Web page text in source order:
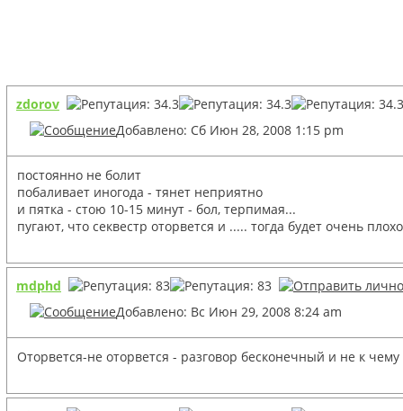
zdorov
Добавлено: Сб Июн 28, 2008 1:15 pm
постоянно не болит
побаливает иногода - тянет неприятно
и пятка - стою 10-15 минут - бол, терпимая...
пугают, что секвестр оторвется и ..... тогда будет очень
mdphd
Добавлено: Вс Июн 29, 2008 8:24 am
Оторвется-не оторвется - разговор бесконечный и не к